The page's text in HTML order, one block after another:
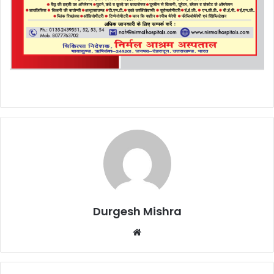
Durgesh Mishra
Website